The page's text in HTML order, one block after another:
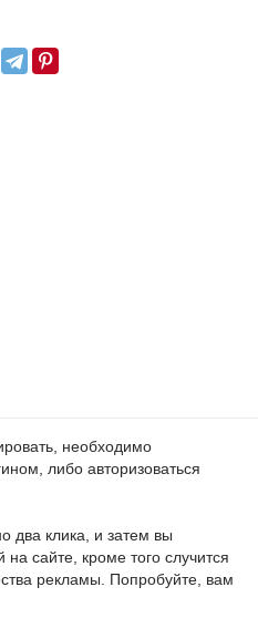
необходимо
либо авторизоваться
два клика, и затем вы
сайте, кроме того случится
рекламы. Попробуйте, вам